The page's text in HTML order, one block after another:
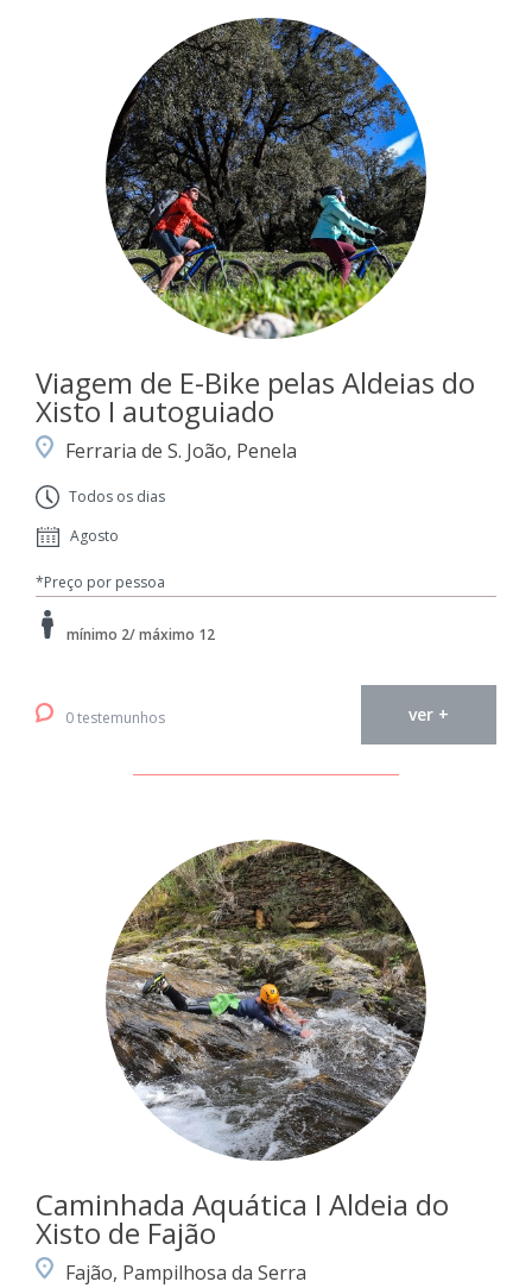
Viagem de E-Bike pelas Aldeias do
Xisto I autoguiado
Ferraria de S. João, Penela
Todos os dias
Agosto
*Preço por pessoa
mínimo 2/ máximo 12
0 testemunhos ver +
Caminhada Aquática I Aldeia do
Xisto de Fajão
Fajão, Pampilhosa da Serra